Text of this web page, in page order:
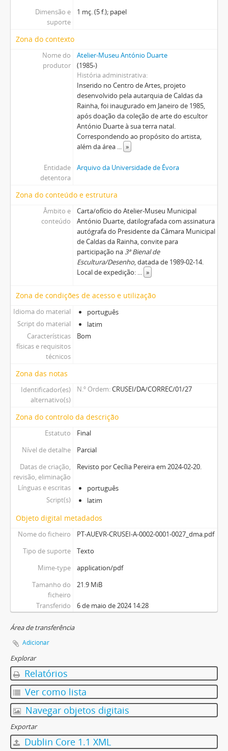
Dimensão e
suporte
1 mç. (5 f.); papel
Zona do contexto
Nome do
produtor
Atelier-Museu António Duarte
(1985-)
História administrativa
Inserido no Centro de Artes, projeto
desenvolvido pela autarquia de Caldas da
Rainha, foi inaugurado em Janeiro de 1985,
após doação da coleção de arte do escultor
António Duarte à sua terra natal.
Correspondendo ao propósito do artista,
além da área ... »
Entidade
detentora
Arquivo da Universidade de Évora
Zona do conteúdo e estrutura
Âmbito e
conteúdo
Carta/ofício do Atelier-Museu Municipal
António Duarte, datilografada com assinatura
autógrafa do Presidente da Câmara Municipal
de Caldas da Rainha, convite para
participação na3ª Bienal de
Escultura/Desenho, datada de 1989-02-14.
Local de expedição: ... »
Zona de condições de acesso e utilização
Idioma do material
português
Script do material
latim
Características
físicas e requisitos
técnicos
Bom
Zona das notas
Identificador(es)
alternativo(s)
N.º Ordem CRUSEI/DA/CORREC/01/27
Zona do controlo da descrição
Estatuto
Final
Nível de detalhe
Parcial
Datas de criação,
revisão, eliminação
Revisto por Cecília Pereira em 2024-02-20.
Línguas e escritas
português
Script(s)
latim
Objeto digital metadados
Nome do ficheiro
PT-AUEVR-CRUSEI-A-0002-0001-0027_dma.pdf
Tipo de suporte
Texto
Mime-type
application/pdf
Tamanho do
ficheiro
21.9 MiB
Transferido 6 de maio de 2024 14:28
Área de transferência
Adicionar
Explorar
Relatórios
Ver como lista
Navegar objetos digitais
Exportar
Dublin Core 1.1 XML